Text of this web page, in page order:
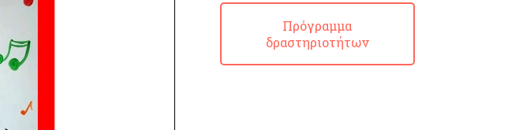
Πρόγραμμα
δραστηριοτήτων